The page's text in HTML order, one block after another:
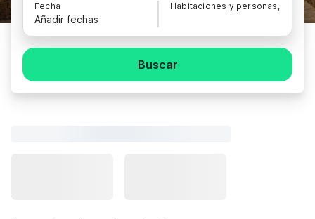
Fecha
Añadir fechas
Habitaciones y personas,
Buscar